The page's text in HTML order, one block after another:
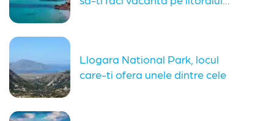
Llogara National Park, locul
care-ti ofera unele dintre cele